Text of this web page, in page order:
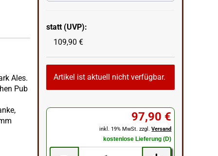
statt (UVP):
109,90 €
Artikel ist aktuell nicht verfügbar.
97,90 €
inkl. 19% MwSt. zzgl.Versand
kostenlose Lieferung (D)
Ales.
Pub